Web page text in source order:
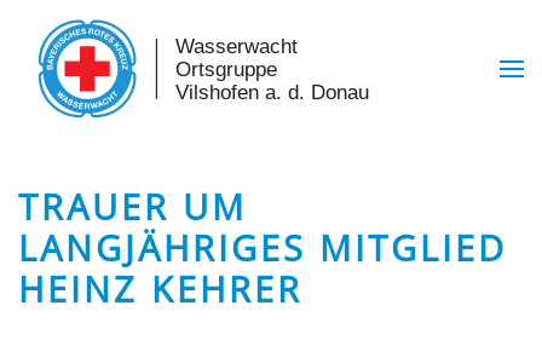
Skip to main content
TRAUER UM
LANGJÄHRIGES MITGLIED
HEINZ KEHRER